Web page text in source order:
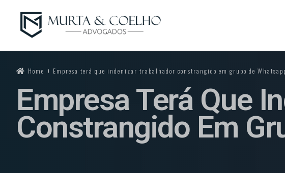
Home Empresa terá que indenizar trabalhador constrangido em grupo de Whatsapp
Empresa Terá Que
Constrangido Em